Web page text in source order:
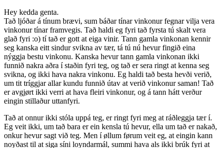
Hey kedda genta.
Tað ljóðar á tínum brævi, sum báðar tínar vinkonur fegnar vilja vera
vinkonur tínar framvegis. Tað haldi eg fyri tað fyrsta tú skalt vera
glað fyri :o) tí tað er gott at eiga vinir. Tann gamla vinkonan kennir
seg kanska eitt sindur svikna av tær, tá tú nú hevur fingið eina
nýggja bestu vinkonu. Kanska hevur tann gamla vinkonan ikki
funnið nakra aðra í staðin fyri teg, og tað er sera ringt at kenna seg
svikna, og ikki hava nakra vinkonu. Eg haldi tað besta hevði verið,
um tit tríggjar allar kundu funnið útav at verið vinkonur saman! Tað
er avgjørt ikki verri at hava fleiri vinkonur, og á tann hátt verður
eingin stillaður uttanfyri.
Tað at onnur ikki stóla uppá teg, er ringt fyri meg at ráðleggja tær í.
Eg veit ikki, um tað bara er ein kensla tú hevur, ella um tað er nakað,
onkur hevur sagt við teg. Men í øllum førum veit eg, at eingin kann
noyðast til at siga síni loyndarmál, summi hava als ikki brúk fyri at